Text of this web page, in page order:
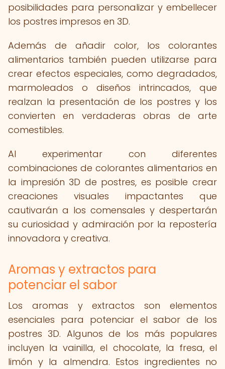
posibilidades para personalizar y embellecer
los postres impresos en 3D.
Además de añadir color, los colorantes
alimentarios también pueden utilizarse para
crear efectos especiales, como degradados,
marmoleados o diseños intrincados, que
realzan la presentación de los postres y los
convierten en verdaderas obras de arte
comestibles.
Al experimentar con diferentes
combinaciones de colorantes alimentarios en
la impresión 3D de postres, es posible crear
creaciones visuales impactantes que
cautivarán a los comensales y despertarán
su curiosidad y admiración por la repostería
innovadora y creativa.
Aromas y extractos para
potenciar el sabor
Los aromas y extractos son elementos
esenciales para potenciar el sabor de los
postres 3D. Algunos de los más populares
incluyen la vainilla, el chocolate, la fresa, el
limón y la almendra. Estos ingredientes no